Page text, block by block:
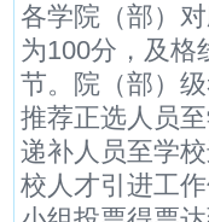
各学院（部）
为100分，及格
节。院（部）
推荐正选人员
递补人员至学校
校人才引进工